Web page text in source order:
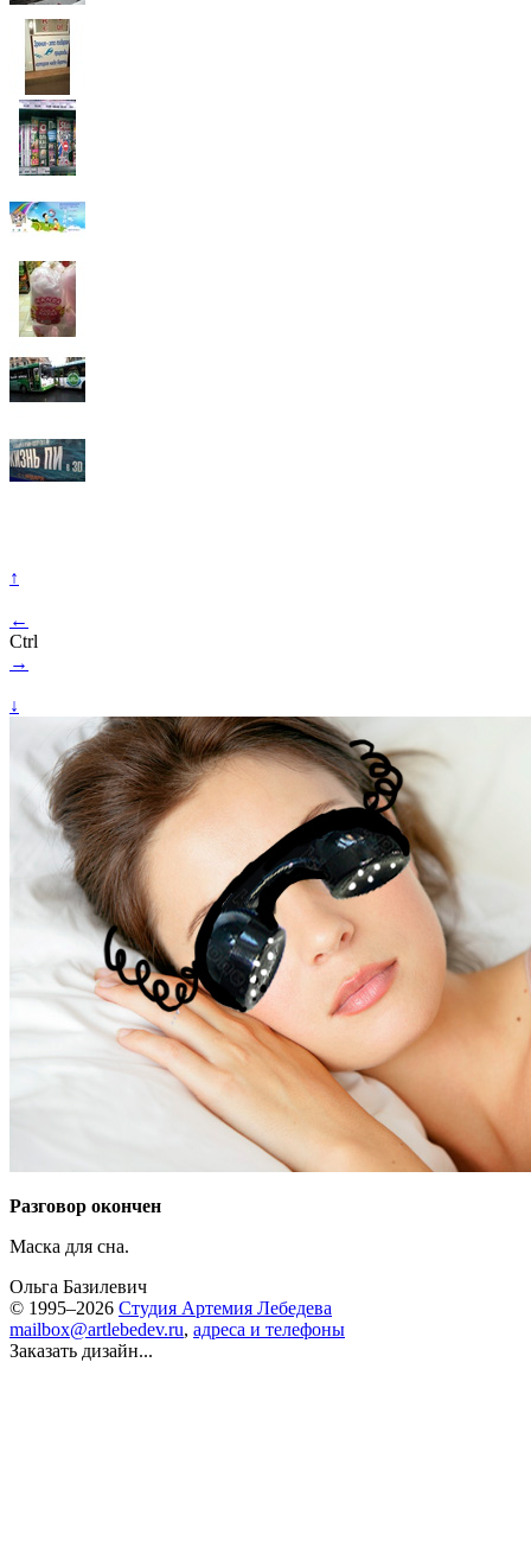
↑
←
Ctrl
→
↓
Разговор окончен
Маска для сна.
Ольга Базилевич
© 1995–2026 Студия Артемия Лебедева
mailbox@artlebedev.ru, адреса и телефоны
Заказать дизайн...